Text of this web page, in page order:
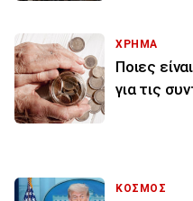
ΧΡΗΜΑ
Ποιες
για τις
ΚΟΣΜΟΣ